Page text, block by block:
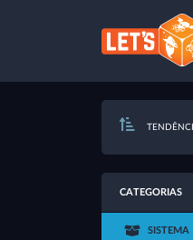
CATEGORIAS
SISTEMA